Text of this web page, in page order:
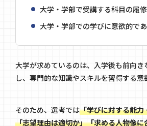
大学・学部で受講する科目の履
大学・学部での学びに意欲的で
大学が求めているのは、入学後も前向
し、専門的な知識やスキルを習得する意
そのため、選考では「学びに対する能力
「志望理由は適切か」「求める人物像に